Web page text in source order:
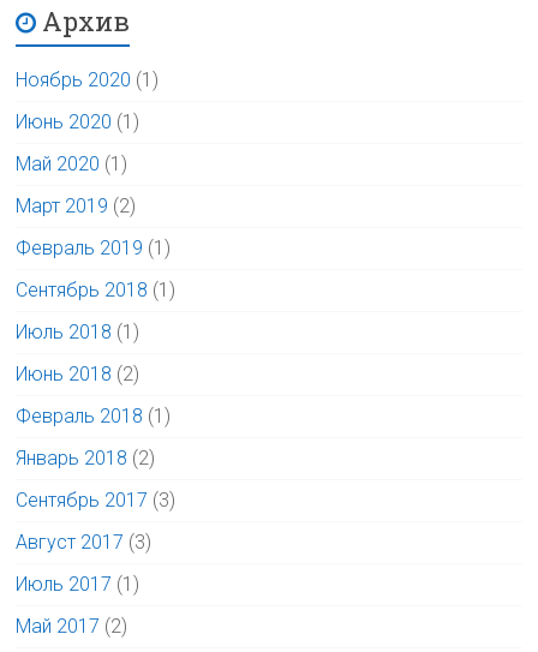
Архив
Ноябрь 2020 (1)
Июнь 2020 (1)
Май 2020 (1)
Март 2019 (2)
Февраль 2019 (1)
Сентябрь 2018 (1)
Июль 2018 (1)
Июнь 2018 (2)
Февраль 2018 (1)
Январь 2018 (2)
Сентябрь 2017 (3)
Август 2017 (3)
Июль 2017 (1)
Май 2017 (2)